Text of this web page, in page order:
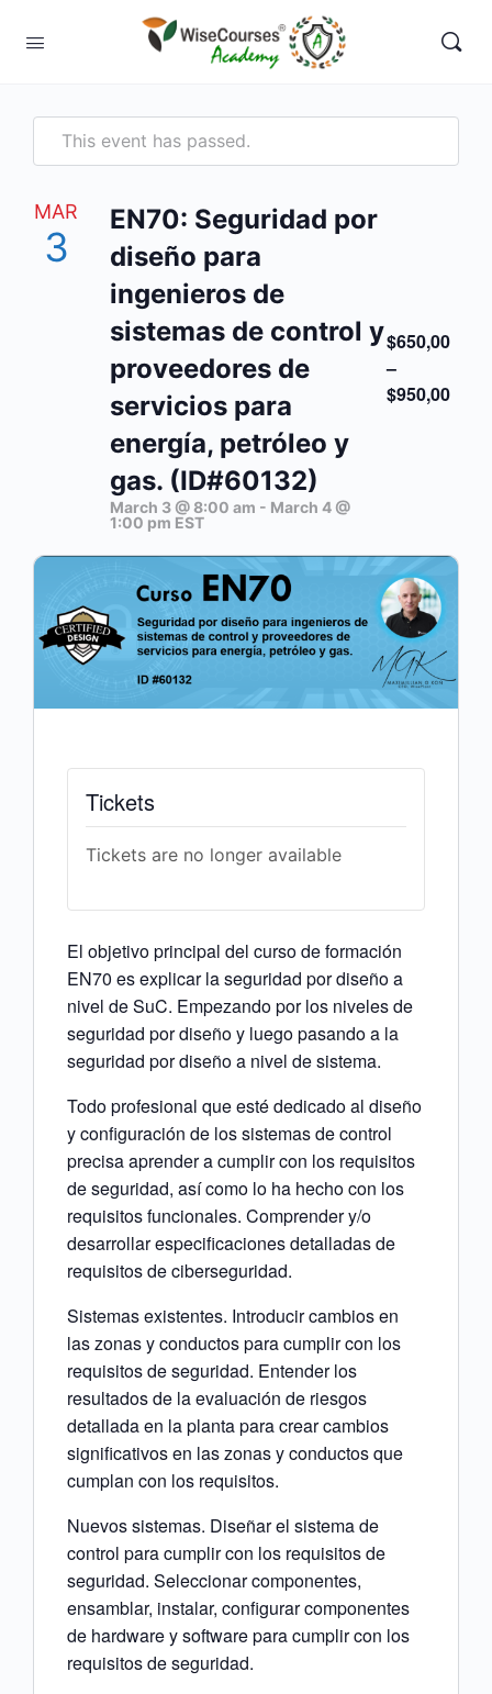
This event has passed.
MAR
3
EN70: Seguridad por
diseño para
ingenieros de
sistemas de control y
proveedores de
servicios para
energía, petróleo y
gas. (ID#60132)
March 3 @ 8:00 am - March 4 @
1:00 pm EST
$650,00
–
$950,00
Tickets
Tickets are no longer available
El objetivo principal del curso de formación
EN70 es explicar la seguridad por diseño a
nivel de SuC. Empezando por los niveles de
seguridad por diseño y luego pasando a la
seguridad por diseño a nivel de sistema.
Todo profesional que esté dedicado al diseño
y configuración de los sistemas de control
precisa aprender a cumplir con los requisitos
de seguridad, así como lo ha hecho con los
requisitos funcionales. Comprender y/o
desarrollar especificaciones detalladas de
requisitos de ciberseguridad.
Sistemas existentes. Introducir cambios en
las zonas y conductos para cumplir con los
requisitos de seguridad. Entender los
resultados de la evaluación de riesgos
detallada en la planta para crear cambios
significativos en las zonas y conductos que
cumplan con los requisitos.
Nuevos sistemas. Diseñar el sistema de
control para cumplir con los requisitos de
seguridad. Seleccionar componentes,
ensamblar, instalar, configurar componentes
de hardware y software para cumplir con los
requisitos de seguridad.